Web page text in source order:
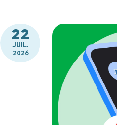
22
JUIL.
2026